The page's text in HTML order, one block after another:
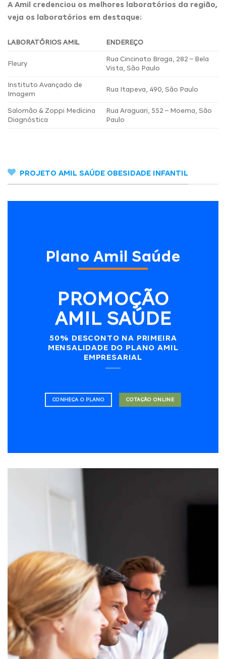
A Amil credenciou os melhores laboratórios da região,
veja os laboratórios em destaque:
LABORATÓRIOS AMIL ENDEREÇO
Fleury
Rua Cincinato Braga, 282 – Bela
Vista, São Paulo
Instituto Avançado de
Imagem
Rua Itapeva, 490, São Paulo
Salomão & Zoppi Medicina
Diagnóstica
Rua Araguari, 552 – Moema, São
Paulo
PROJETO AMIL SAÚDE OBESIDADE INFANTIL
Plano Amil Saúde
PROMOÇÃO
AMIL SAÚDE
50% DESCONTO NA PRIMEIRA
MENSALIDADE DO PLANO AMIL
EMPRESARIAL
CONHEÇA O PLANO COTAÇÃO ONLINE